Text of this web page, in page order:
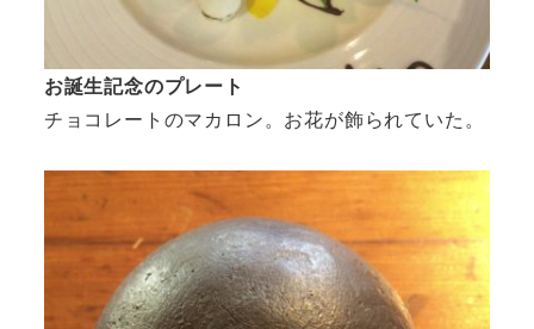
お誕生記念のプレート
チョコレートのマカロン。お花が飾られていた。